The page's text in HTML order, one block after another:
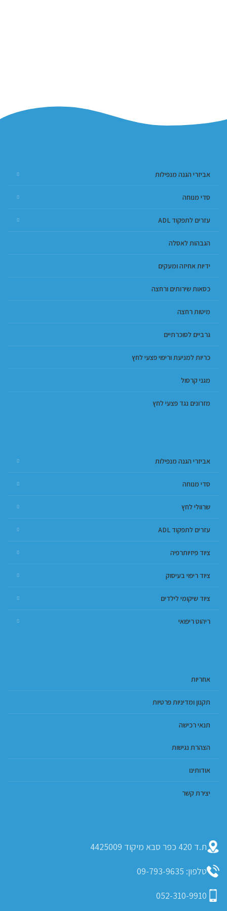
אביזרי הגנה מנפילות
סדי מנוחה
עזרים לתפקוד ADL
הגבהות לאסלה
ידיות אחיזה ומעקים
כסאות שירותים ורחצה
מיטות רחצה
גרביים לסוכרתיים
כריות למניעת וריפוי פצעי לחץ
מגני קרסול
מזרונים נגד פצעי לחץ
אביזרי הגנה מנפילות
סדי מנוחה
שרוולי לחץ
עזרים לתפקוד ADL
ציוד פיזיותרפיה
ציוד ריפוי בעיסוק
ציוד שיקומי לילדים
ריהוט ריפואי
אחריות
תקנון ומדיניות פרטיות
תנאי רכישה
הצהרת נגישות
אודותינו
יצירת קשר
ת.ד 420 כפר סבא מיקוד 4425009
טלפון: 09-793-9635
052-310-9910